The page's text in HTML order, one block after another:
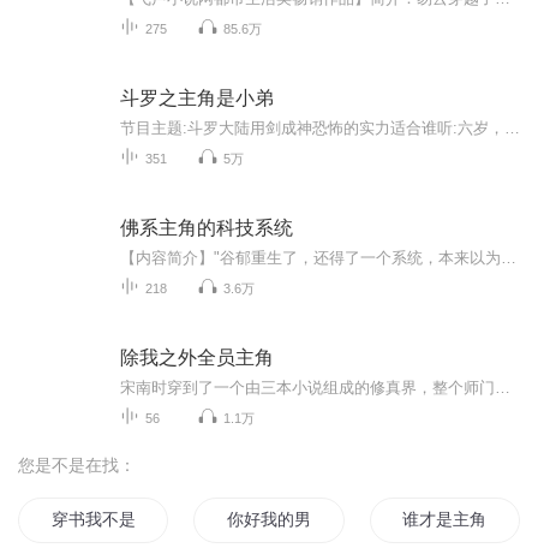
275 85.6万
斗罗之主角是小弟
351 5万
佛系主角的科技系统
218 3.6万
除我之外全员主角
56 1.1万
您是不是在找：
穿书我不是主角 你好我的男主角 谁才是主角